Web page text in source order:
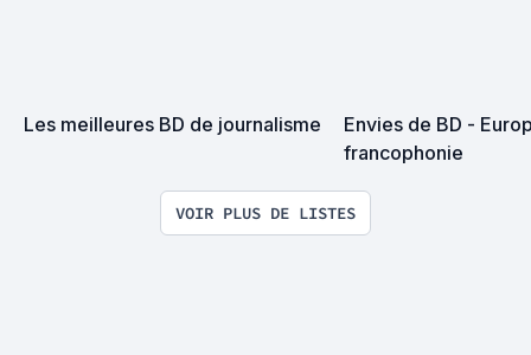
Les meilleures BD de journalisme
Envies de BD -
francophonie
VOIR PLUS DE LISTES